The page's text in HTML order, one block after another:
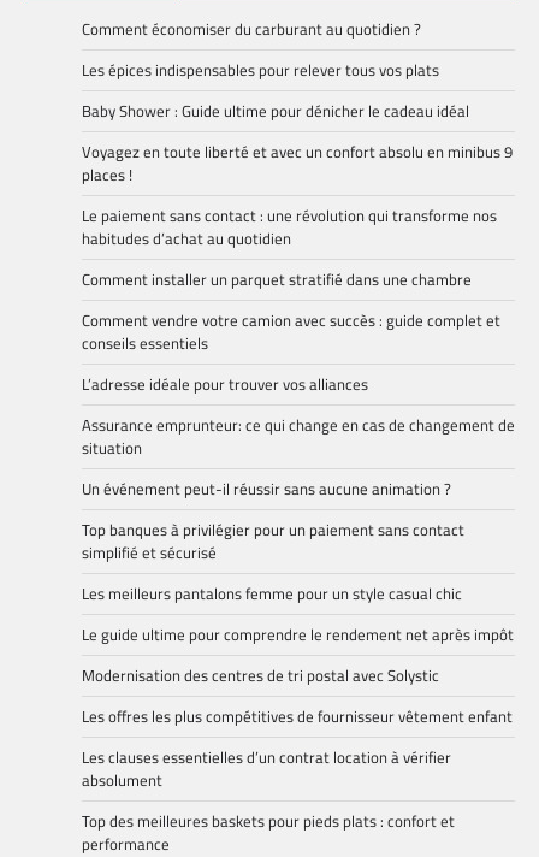
Comment économiser du carburant au quotidien ?
Les épices indispensables pour relever tous vos plats
Baby Shower : Guide ultime pour dénicher le cadeau idéal
Voyagez en toute liberté et avec un confort absolu en minibus 9
places !
Le paiement sans contact : une révolution qui transforme nos
habitudes d’achat au quotidien
Comment installer un parquet stratifié dans une chambre
Comment vendre votre camion avec succès : guide complet et
conseils essentiels
L’adresse idéale pour trouver vos alliances
Assurance emprunteur: ce qui change en cas de changement de
situation
Un événement peut-il réussir sans aucune animation ?
Top banques à privilégier pour un paiement sans contact
simplifié et sécurisé
Les meilleurs pantalons femme pour un style casual chic
Le guide ultime pour comprendre le rendement net après impôt
Modernisation des centres de tri postal avec Solystic
Les offres les plus compétitives de fournisseur vêtement enfant
Les clauses essentielles d’un contrat location à vérifier
absolument
Top des meilleures baskets pour pieds plats : confort et
performance